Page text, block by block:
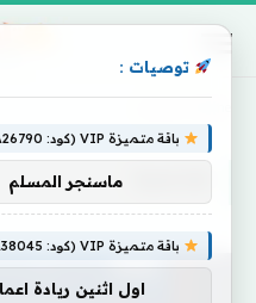
توصيات :
باقة متميزة VIP (كود: AA26790):
ماسنجر المسلم
باقة متميزة VIP (كود: AA38045):
اول اثنين ريادة